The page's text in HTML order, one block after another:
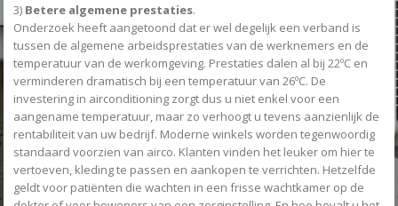
3) Betere algemene prestaties.
Onderzoek heeft aangetoond dat er wel degelijk een verband is
tussen de algemene arbeidsprestaties van de werknemers en de
temperatuur van de werkomgeving. Prestaties dalen al bij 22ºC en
verminderen dramatisch bij een temperatuur van 26ºC. De
investering in airconditioning zorgt dus u niet enkel voor een
aangename temperatuur, maar zo verhoogt u tevens aanzienlijk de
rentabiliteit van uw bedrijf. Moderne winkels worden tegenwoordig
standaard voorzien van airco. Klanten vinden het leuker om hier te
vertoeven, kleding te passen en aankopen te verrichten. Hetzelfde
geldt voor patiënten die wachten in een frisse wachtkamer op de